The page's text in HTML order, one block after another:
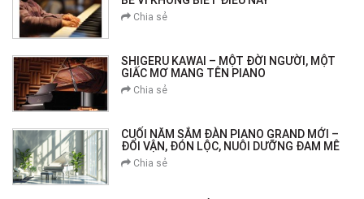
Chia sẻ
SHIGERU KAWAI – MỘT ĐỜI NGƯỜI, MỘT
GIẤC MƠ MANG TÊN PIANO
Chia sẻ
CUỐI NĂM SẮM ĐÀN PIANO GRAND MỚI –
ĐỔI VẬN, ĐÓN LỘC, NUÔI DƯỠNG ĐAM MÊ
Chia sẻ